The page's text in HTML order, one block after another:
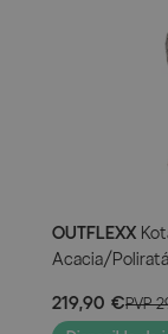
OUTFLEXX
Acacia/
cojines,
219,90 €PVP